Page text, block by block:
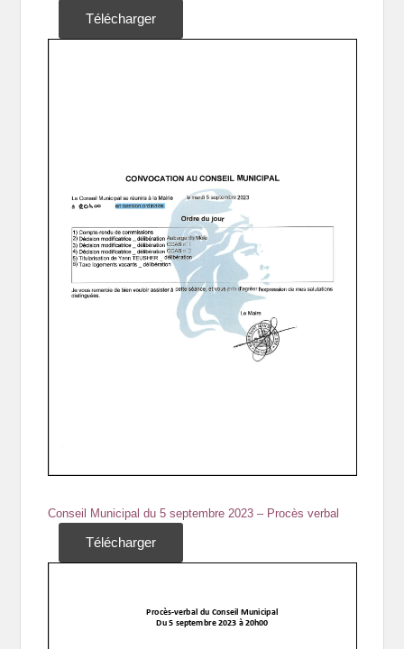
Télécharger
Conseil Municipal du 5 septembre 2023 – Procès verbal
Télécharger